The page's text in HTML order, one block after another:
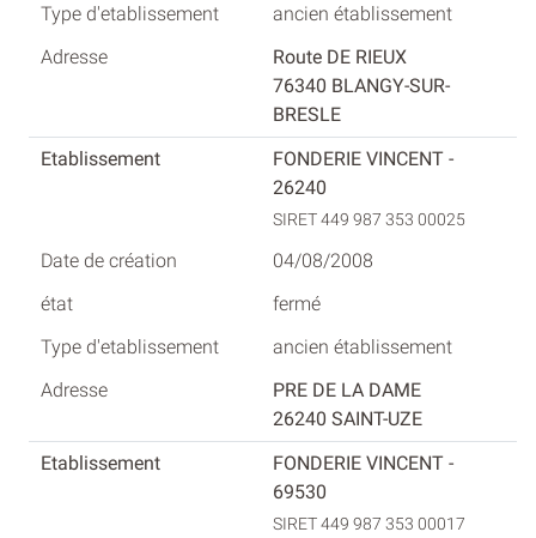
ancien établissement
Route DE RIEUX
76340 BLANGY-SUR-
BRESLE
FONDERIE VINCENT -
26240
SIRET 449 987 353 00025
04/08/2008
fermé
ancien établissement
PRE DE LA DAME
26240 SAINT-UZE
FONDERIE VINCENT -
69530
SIRET 449 987 353 00017